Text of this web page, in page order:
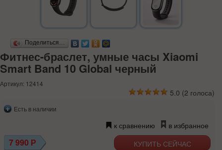
Поделиться…
Фитнес-браслет, умные часы Xiaomi
Smart Band 10 Global черный
Артикул: 12414
5.0 (2 голоса)
Есть в наличии
к сравнению в избранное
7 990 Р